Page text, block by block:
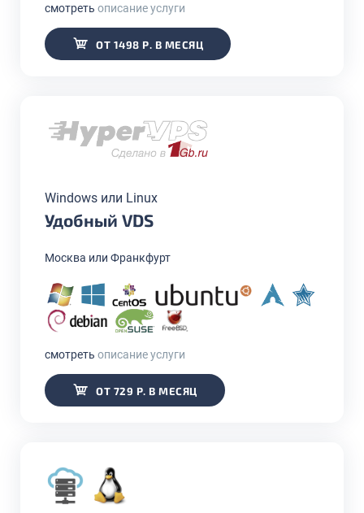
смотреть описание услуги
ОТ 1498 Р. В МЕСЯЦ
Windows или Linux
Удобный VDS
Москва или Франкфурт
смотреть описание услуги
ОТ 729 Р. В МЕСЯЦ